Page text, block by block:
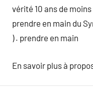
vérité 10 ans de
prendre en main du
) . prendre en main
En savoir plus à